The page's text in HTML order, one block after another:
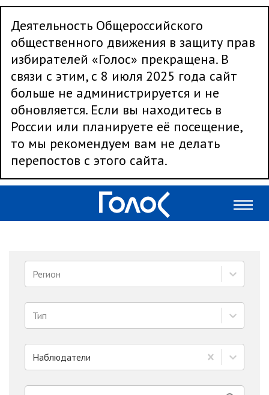
Деятельность Общероссийского
общественного движения в защиту прав
избирателей «Голос» прекращена. В
связи с этим, с 8 июля 2025 года сайт
больше не администрируется и не
обновляется. Если вы находитесь в
России или планируете её посещение,
то мы рекомендуем вам не делать
перепостов с этого сайта.
Регион
Тип
Наблюдатели